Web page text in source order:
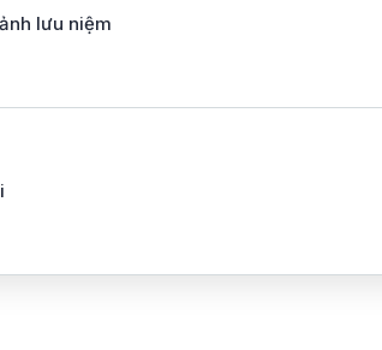
lưu niệm